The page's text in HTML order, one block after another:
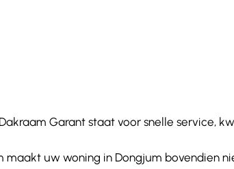
Garant staat voor snelle service,
maakt uw woning in Dongjum bovendien